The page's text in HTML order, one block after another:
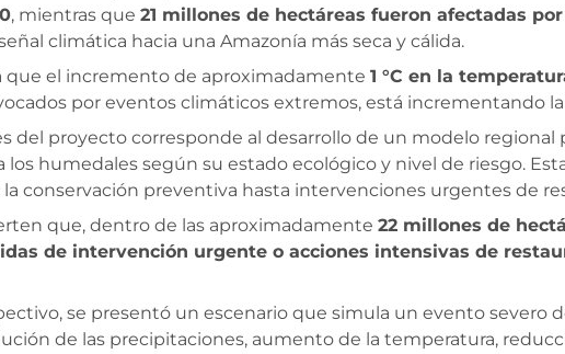
, mientras que 21 millones de hectáreas fueron afectadas
climática hacia una Amazonía más seca y cálida.
que el incremento de aproximadamente 1 °C en la
por eventos climáticos extremos, está incrementando
del proyecto corresponde al desarrollo de un modelo regional
los humedales según su estado ecológico y nivel de riesgo.
conservación preventiva hasta intervenciones urgentes de
que, dentro de las aproximadamente 22 millones de
de intervención urgente o acciones intensivas de
se presentó un escenario que simula un evento severo
de las precipitaciones, aumento de la temperatura,